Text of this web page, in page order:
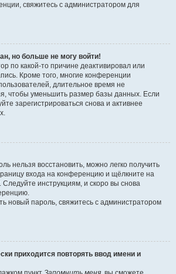
свяжитесь с администратором для
но больше не могу войти!
по какой-то причине деактивировал или
Кроме того, многие конференции
длительное время не
чтобы уменьшить размер базы данных. Если
зарегистрироваться снова и активнее
нельзя восстановить, можно легко получить
входа на конференцию и щёлкните на
. Следуйте инструкциям, и скоро вы снова
новый пароль, свяжитесь с администратором
приходится повторять ввод имени и